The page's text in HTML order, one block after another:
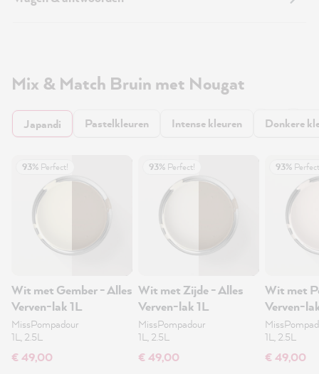
Mix & Match Bruin met Nougat
Japandi Pastelkleuren Intense kleuren Donkere
93% Perfect!
Wit met Gember - Alles
Verven-lak 1L
MissPompadour
1L, 2.5L
€ 49,00
93% Perfect!
Wit met Zijde - Alles
Verven-lak 1L
MissPompadour
1L, 2.5L
€ 49,00
93%
Wit met
Verven-
1L, 2.5L
€ 49,00